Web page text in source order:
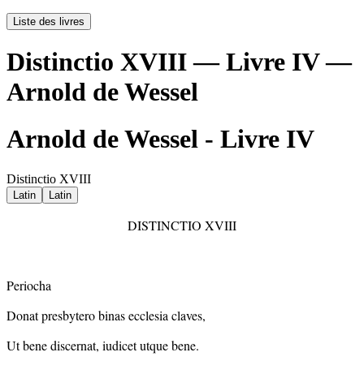
Liste des livres
Distinctio XVIII — Livre IV —
Arnold de Wessel
Arnold de Wessel - Livre IV
Distinctio XVIII
Latin Latin
DISTINCTIO XVIII
Periocha
Donat presbytero binas ecclesia claves,
Ut bene discernat, iudicet utque bene.